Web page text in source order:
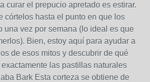
curar el prepucio apretado es estirar.
córtelos hasta el punto en que los
una vez por semana (lo ideal es que
Bien, estoy aquí para ayudar a
de esos mitos y descubrir de qué
las pastillas naturales
Bark Esta corteza se obtiene de